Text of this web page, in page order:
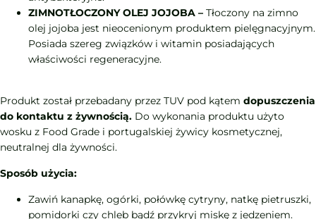
ZIMNOTŁOCZONY OLEJ JOJOBA – Tłoczony na zimno
olej jojoba jest nieocenionym produktem pielęgnacyjnym.
Posiada szereg związków i witamin posiadających
właściwości regeneracyjne.
Produkt został przebadany przez TUV pod kątem dopuszczenia
do kontaktu z żywnością. Do wykonania produktu użyto
wosku z Food Grade i portugalskiej żywicy kosmetycznej,
neutralnej dla żywności.
Sposób użycia:
Zawiń kanapkę, ogórki, połówkę cytryny, natkę pietruszki,
pomidorki czy chleb bądź przykryj miskę z jedzeniem.